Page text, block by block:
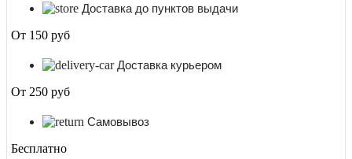
Доставка до пунктов выдачи
От 150 руб
Доставка курьером
От 250 руб
Самовывоз
Бесплатно